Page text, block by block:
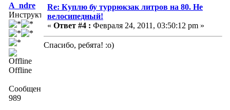
A_ndre
Инструктор
Offline
Сообщений:
989
Re: Куплю бу туррюкзак литров на 80. Не
велосипедный!
« Ответ #4 : Февраля 24, 2011, 03:50:12 pm »
Спасибо, ребята! :о)